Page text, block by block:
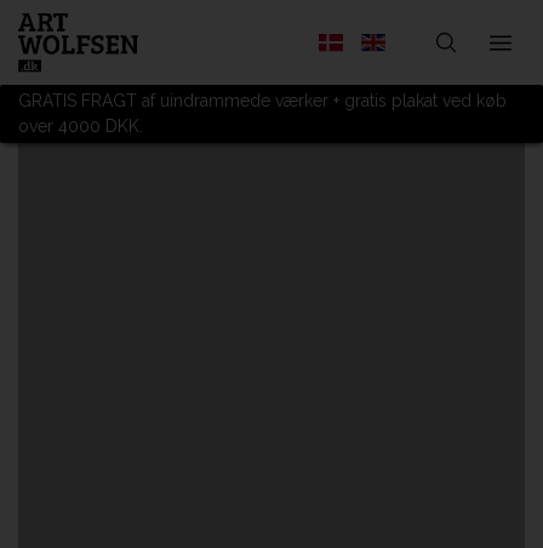
GRATIS FRAGT af uindrammede værker + gratis plakat ved køb
over 4000 DKK.